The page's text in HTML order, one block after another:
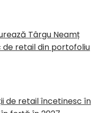
Târgu Neamț
de retail din portofoliu
de retail încetinesc în